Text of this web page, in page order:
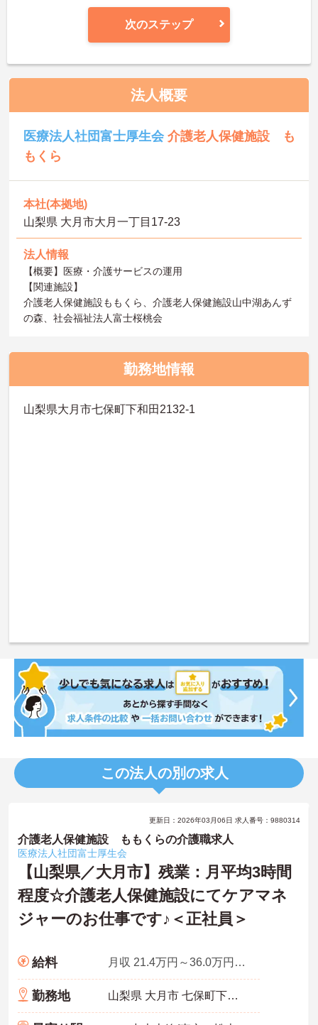
次のステップ
法人概要
医療法人社団富士厚生会介護老人保健施設 も
もくら
本社(本拠地)
山梨県 大月市大月一丁目17-23
法人情報
【概要】医療・介護サービスの運用
【関連施設】
介護老人保健施設ももくら、介護老人保健施設山中湖あんず
の森、社会福祉法人富士桜桃会
勤務地情報
山梨県大月市七保町下和田2132-1
この法人の別の求人
更新日：2026年03月06日 求人番号：9880314
介護老人保健施設 ももくらの介護職求人
医療法人社団富士厚生会
【山梨県／大月市】残業：月平均3時間
程度☆介護老人保健施設にてケアマネ
ジャーのお仕事です♪＜正社員＞
給料 月収 21.4万円～36.0万円程度 ※諸手当込み
勤務地 山梨県 大月市 七保町下和田2132-1